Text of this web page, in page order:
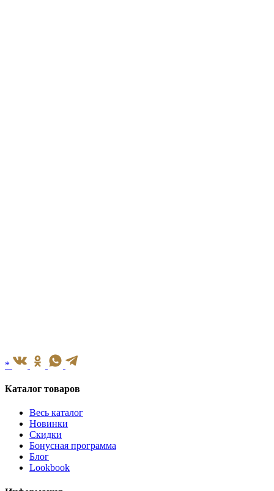
*
Каталог товаров
Весь каталог
Новинки
Скидки
Бонусная программа
Блог
Lookbook